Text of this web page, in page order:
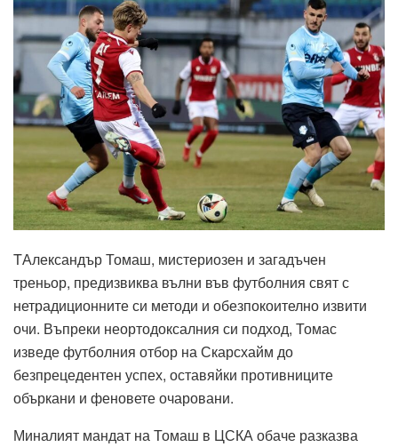
TАлександър Томаш, мистериозен и загадъчен
треньор, предизвиква вълни във футболния свят с
нетрадиционните си методи и обезпокоително извити
очи. Въпреки неортодоксалния си подход, Томас
изведе футболния отбор на Скарсхайм до
безпрецедентен успех, оставяйки противниците
объркани и феновете очаровани.
Миналият мандат на Томаш в ЦСКА обаче разказва